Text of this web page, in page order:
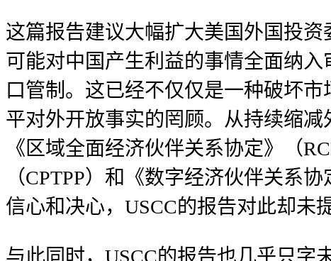
这篇报告建议大幅扩大美国外国投
可能对中国产生利益的事情全面纳
口管制。这已经不仅仅是一种破坏
平对外开放事实的罔顾。从持续缩
《区域全面经济伙伴关系协定》（
（CPTPP）和《数字经济伙伴关系
信心和决心，USCC的报告对此却未
与此同时，USCC的报告也几乎只字